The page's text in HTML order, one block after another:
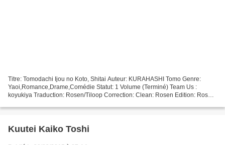
Titre: Tomodachi Ijou no Koto, Shitai Auteur: KURAHASHI Tomo Genre:
Yaoi,Romance,Drame,Comédie Statut: 1 Volume (Terminé) Team Us :
koyukiya Traduction: Rosen/Tiloop Correction: Clean: Rosen Edition: Rosen
Kuutei Kaiko Toshi